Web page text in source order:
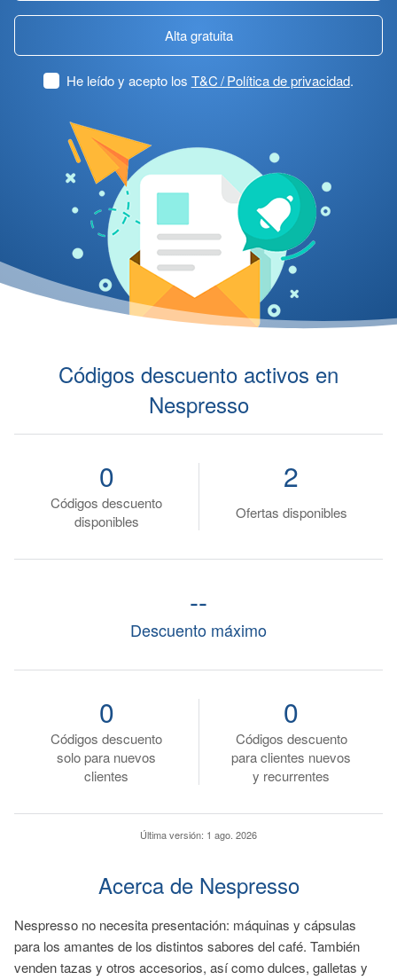
Alta gratuita
He leído y acepto los T&C / Política de privacidad.
Códigos descuento activos en
Nespresso
Códigos descuento
disponibles
0
Ofertas disponibles
2
Descuento máximo
--
Códigos descuento
solo para nuevos
clientes
0
Códigos descuento
para clientes nuevos
y recurrentes
0
Última versión: 1 ago. 2026
Acerca de Nespresso
Nespresso no necesita presentación: máquinas y cápsulas
para los amantes de los distintos sabores del café. También
venden tazas y otros accesorios, así como dulces, galletas y